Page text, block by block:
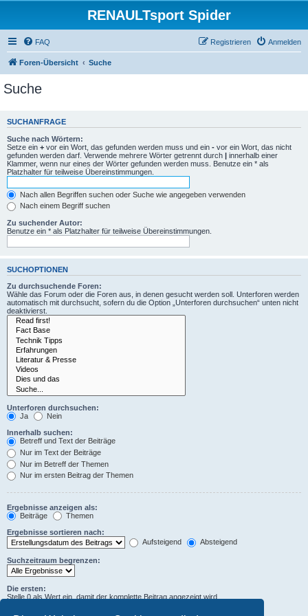
RENAULTsport Spider
FAQ Anmelden
Registrieren
Foren-Übersicht Suche
Suche
SUCHANFRAGE
Suche nach Wörtern:
Setze ein + vor ein Wort, das gefunden werden muss und ein - vor ein Wort, das nicht
gefunden werden darf. Verwende mehrere Wörter getrennt durch | innerhalb einer
Klammer, wenn nur eines der Wörter gefunden werden muss. Benutze ein * als
Platzhalter für teilweise Übereinstimmungen.
Nach allen Begriffen suchen oder Suche wie angegeben verwenden
Nach einem Begriff suchen
Zu suchender Autor:
Benutze ein * als Platzhalter für teilweise Übereinstimmungen.
SUCHOPTIONEN
Zu durchsuchende Foren:
Wähle das Forum oder die Foren aus, in denen gesucht werden soll. Unterforen werden
automatisch mit durchsucht, sofern du die Option „Unterforen durchsuchen“ unten nicht
deaktivierst.
Unterforen durchsuchen:
Ja
Nein
Innerhalb suchen:
Betreff und Text der Beiträge
Nur im Text der Beiträge
Nur im Betreff der Themen
Nur im ersten Beitrag der Themen
Ergebnisse anzeigen als:
Beiträge
Themen
Ergebnisse sortieren nach:
Aufsteigend
Absteigend
Suchzeitraum begrenzen:
Die ersten:
Stelle 0 als Wert ein, damit der komplette Beitrag angezeigt wird.